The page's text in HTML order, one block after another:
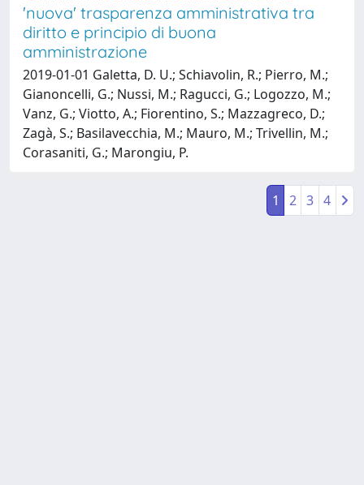
'nuova' trasparenza amministrativa tra
diritto e principio di buona
amministrazione
2019-01-01 Galetta, D. U.; Schiavolin, R.; Pierro, M.;
Gianoncelli, G.; Nussi, M.; Ragucci, G.; Logozzo, M.;
Vanz, G.; Viotto, A.; Fiorentino, S.; Mazzagreco, D.;
Zagà, S.; Basilavecchia, M.; Mauro, M.; Trivellin, M.;
Corasaniti, G.; Marongiu, P.
1 2 3 4